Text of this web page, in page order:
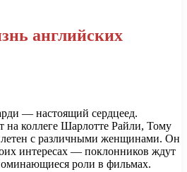
английских
— настоящий сердцеед.
на коллеге Шарлотте Райли, Тому
с различными женщинами. Он
интересах — поклонников ждут
роли в фильмах.